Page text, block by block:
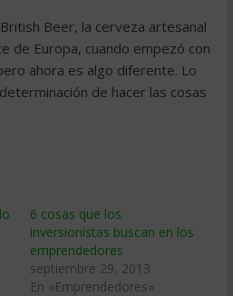
Beer, la cerveza artesanal
de Europa, cuando empezó con
ahora es algo diferente. Lo
de hacer las cosas
6 cosas que los
inversionistas buscan en los
emprendedores
septiembre 29, 2013
En «Emprendedores»